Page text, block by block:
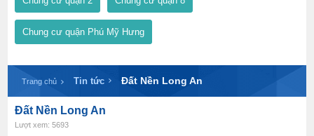
Chung cư quận Phú Mỹ Hưng
Trang chủ Tin tức Đất Nền Long An
Đất Nền Long An
Lượt xem: 5693